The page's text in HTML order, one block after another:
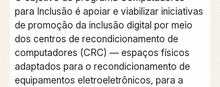
para Inclusão é apoiar e viabilizar iniciativas
de promoção da inclusão digital por meio
dos centros de recondicionamento de
computadores (CRC) — espaços físicos
adaptados para o recondicionamento de
equipamentos eletroeletrônicos, para a